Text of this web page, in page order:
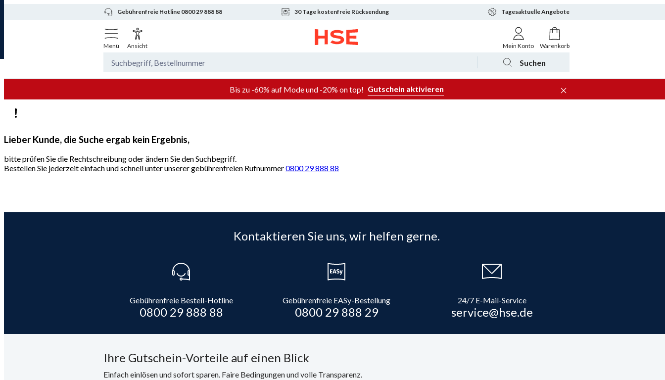
Gebührenfreie Hotline 0800 29 888 88 30 Tage kostenfreie Rücksendung Tagesaktuelle Angebote
Menü Ansicht Mein Konto Warenkorb
Suchen
Bis zu -60% auf Mode und -20% on top! Gutschein aktivieren
Lieber Kunde, die Suche ergab kein Ergebnis,
bitte prüfen Sie die Rechtschreibung oder ändern Sie den Suchbegriff.
Bestellen Sie jederzeit einfach und schnell unter unserer gebührenfreien Rufnummer0800 29 888 88
Kontaktieren Sie uns, wir helfen gerne.
Gebührenfreie Bestell-Hotline
0800 29 888 88
Gebührenfreie EASy-Bestellung
0800 29 888 29
24/7 E-Mail-Service
service@hse.de
Ihre Gutschein-Vorteile auf einen Blick
Einfach einlösen und sofort sparen. Faire Bedingungen und volle Transparenz.